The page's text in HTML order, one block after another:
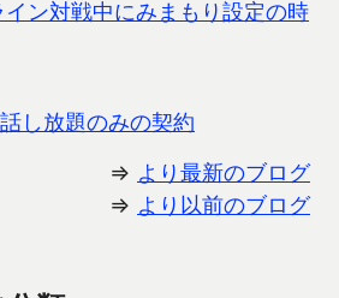
ン対戦中にみまもり設定の時
し放題のみの契約
⇒ より最新のブログ
⇒ より以前のブログ